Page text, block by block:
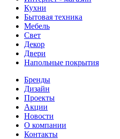
Кухни
Бытовая техника
Мебель
Свет
Декор
Двери
Напольные покрытия
Бренды
Дизайн
Проекты
Акции
Новости
О компании
Контакты